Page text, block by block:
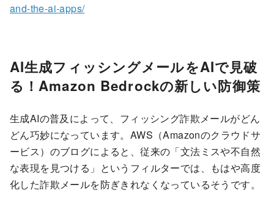
and-the-ai-apps/
AI生成フィッシングメールをAIで見破
る！Amazon Bedrockの新しい防御策
生成AIの普及によって、フィッシング詐欺メールがどん
どん巧妙になっています。AWS（Amazonのクラウドサ
ービス）のブログによると、従来の「文法ミスや不自然
な表現を見つける」というフィルターでは、もはや高度
化した詐欺メールを防ぎきれなくなっているそうです。